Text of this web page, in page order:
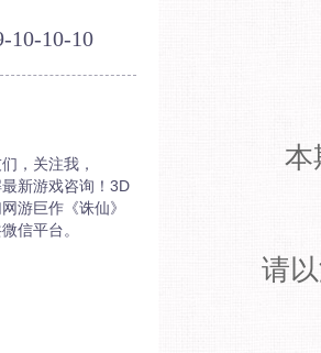
10-10-10
，关注我，
新游戏咨询！3D
游巨作《诛仙》
信平台。
本
请